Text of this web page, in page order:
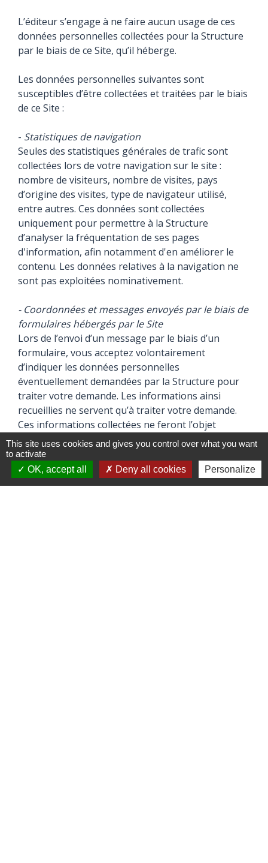
L’éditeur s’engage à ne faire aucun usage de ces
données personnelles collectées pour la Structure
par le biais de ce Site, qu’il héberge.
Les données personnelles suivantes sont
susceptibles d’être collectées et traitées par le biais
de ce Site :
- Statistiques de navigation
Seules des statistiques générales de trafic sont
collectées lors de votre navigation sur le site :
nombre de visiteurs, nombre de visites, pays
d’origine des visites, type de navigateur utilisé,
entre autres. Ces données sont collectées
uniquement pour permettre à la Structure
d’analyser la fréquentation de ses pages
d'information, afin notamment d'en améliorer le
contenu. Les données relatives à la navigation ne
sont pas exploitées nominativement.
- Coordonnées et messages envoyés par le biais de
formulaires hébergés par le Site
Lors de l’envoi d’un message par le biais d’un
formulaire, vous acceptez volontairement
d’indiquer les données personnelles
éventuellement demandées par la Structure pour
traiter votre demande. Les informations ainsi
recueillies ne servent qu’à traiter votre demande.
Ces informations collectées ne feront l’objet
d’aucune cession à des tiers ni d’aucun autre
traitement de la part de la Structure.
- Inscription à la Newsletter
This site uses cookies and gives you control over what you want
to activate
OK, accept all
Deny all cookies Personalize